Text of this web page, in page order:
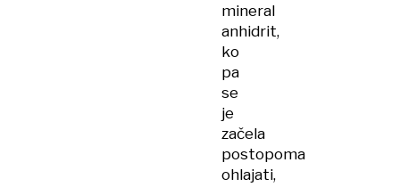
mineral
anhidrit,
ko
pa
se
je
začela
postopoma
ohlajati,